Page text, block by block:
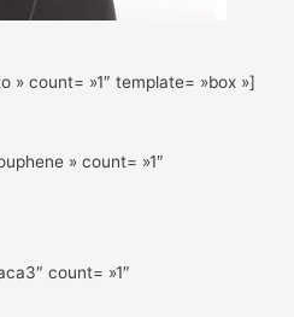
» count= »1″ template= »box »]
» count= »1″
count= »1″